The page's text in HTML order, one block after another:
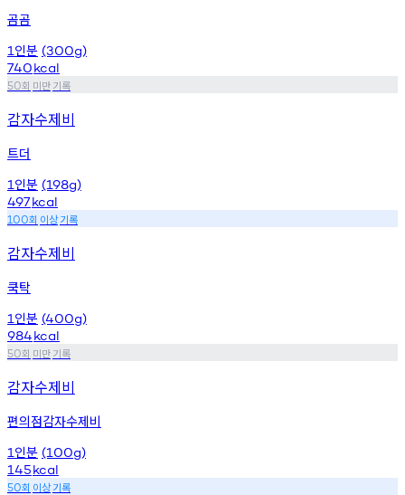
곰곰
1 인분 (300g)
740kcal
50회 미만기록
감자수제비
트더
1 인분 (198g)
497kcal
100회 이상기록
감자수제비
쿡탁
1 인분 (400g)
984kcal
50회 미만기록
감자수제비
편의점감자수제비
1 인분 (100g)
145kcal
50회 이상기록